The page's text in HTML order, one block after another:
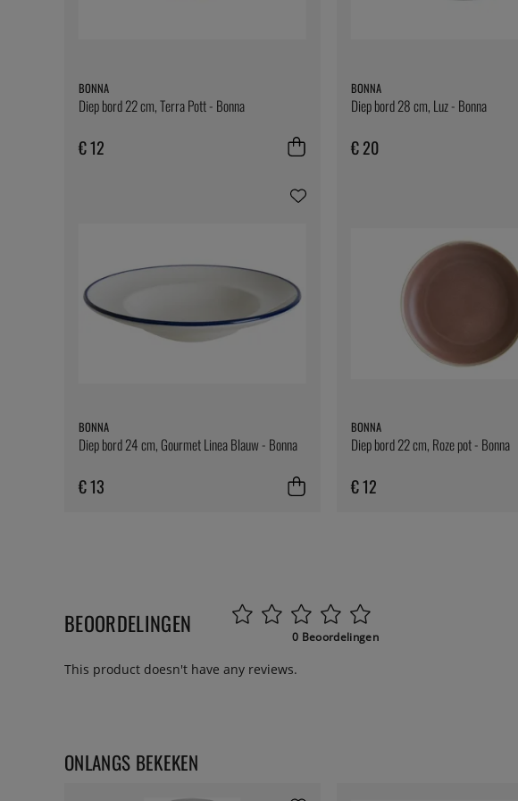
BONNA
Diep bord 22 cm, Terra Pott - Bonna
€ 12
BONNA
Diep bord 28 cm, Luz - Bonna
€ 20
BONNA
Diep bord 24 cm, Gourmet Linea Blauw - Bonna
€ 13
BONNA
Diep bord 22 cm, Roze pot - Bonna
€ 12
BEOORDELINGEN 0 Beoordelingen
This product doesn't have any reviews.
ONLANGS BEKEKEN